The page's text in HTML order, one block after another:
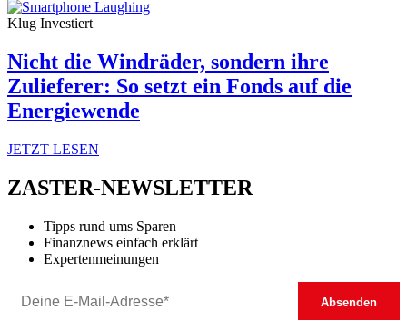
Klug Investiert
Nicht die Windräder, sondern ihre
Zulieferer: So setzt ein Fonds auf die
Energiewende
JETZT LESEN
ZASTER-NEWSLETTER
Tipps rund ums Sparen
Finanznews einfach erklärt
Expertenmeinungen